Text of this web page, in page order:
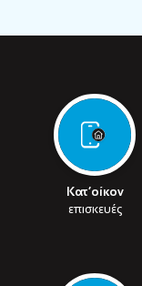
Κατ’οίκον
επισκευές